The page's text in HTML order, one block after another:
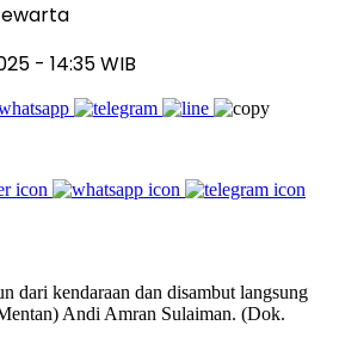
- 14:35 WIB